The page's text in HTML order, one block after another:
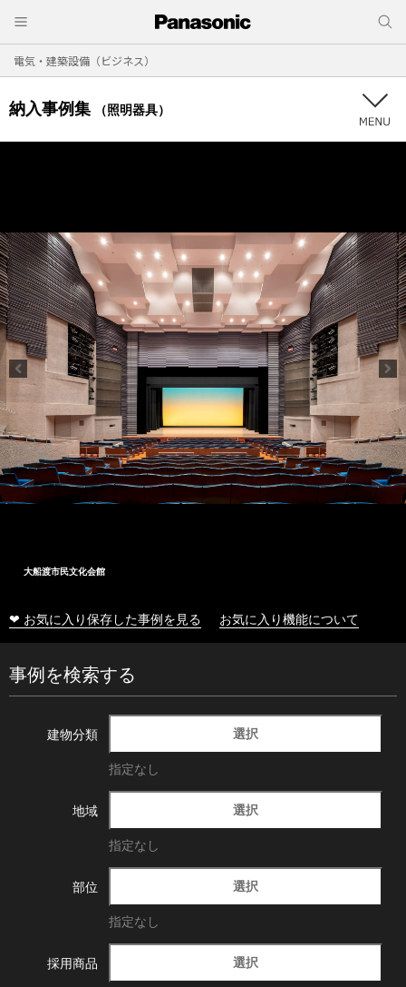
電気・建築設備（ビジネス）
納入事例集 （照明器具）
大船渡市民文化会館
❤ お気に入り保存した事例を見る お気に入り機能について
事例を検索する
建物分類 選択
指定なし
地域 選択
指定なし
部位 選択
指定なし
採用商品 選択